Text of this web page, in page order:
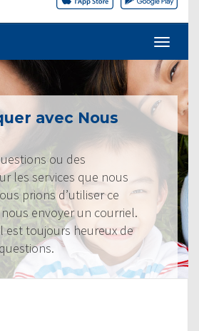
avec Nous
ou des
les services que nous
prions d’utiliser ce
envoyer un courriel.
est toujours heureux de